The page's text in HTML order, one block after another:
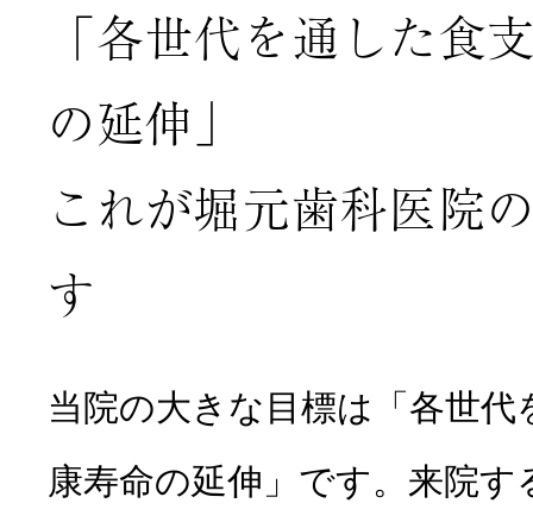
入れ歯治療
インプラント治療
口腔外科外来
「各世代を通した食
の延伸」
これが堀元歯科医院
す
当院の大きな目標は「各世代
康寿命の延伸」です。来院